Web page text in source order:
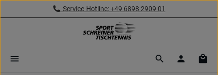
Zum Hauptinhalt springenService-Hotline: +49 6898 2909 01